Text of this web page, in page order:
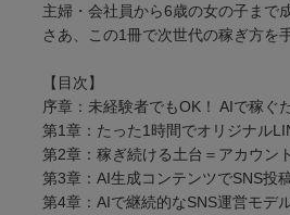
主婦・会社員から6歳の女の子まで
さあ、この1冊で次世代の稼ぎ方を
【目次】
序章：未経験者でもOK！ AIで稼ぐ
第1章：たった1時間でオリジナル
第2章：稼ぎ続ける土台＝アカウン
第3章：AI生成コンテンツでSNS投
第4章：AIで継続的なSNS運営モデ